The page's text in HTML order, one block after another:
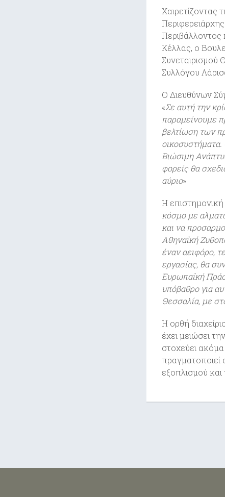
Χαιρετίζοντας
Κέλλας, ο
Συλλόγου
Ο Διευθύνων
«Σε αυτή την
παραμείνουμε
βελτίωση των
Βιώσιμη
φορείς θα
αύριο»
Η
κόσμο με
και να
Αθηναϊκή
έναν αειφόρο,
εργασίας, θα
Ευρωπαϊκή
υπόβαθρο για
Θεσσαλία, με
Η ορθή
έχει μειώσει
στοχεύει
πραγματοποιεί
εξοπλισμού και